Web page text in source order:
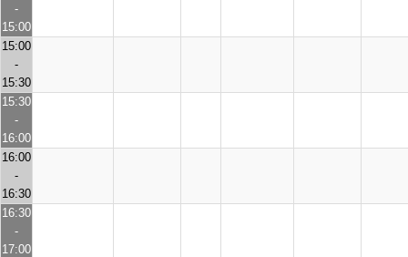
-
15:00
15:00
-
15:30
15:30
-
16:00
16:00
-
16:30
16:30
-
17:00